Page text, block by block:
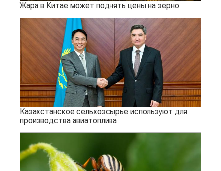
Жара в Китае может поднять цены на зерно
Казахстанское сельхозсырье используют для
производства авиатоплива